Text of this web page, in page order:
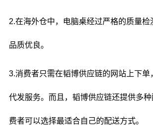
2.在海外仓中，电脑桌经过严格的质量检
品质优良。
3.消费者只需在韬博供应链的网站上下单
代发服务。而且，韬博供应链还提供多
费者可以选择最适合自己的配送方式。